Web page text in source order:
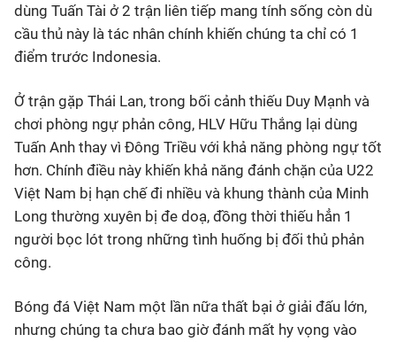
dùng Tuấn Tài ở 2 trận liên tiếp mang tính sống còn dù
cầu thủ này là tác nhân chính khiến chúng ta chỉ có 1
điểm trước Indonesia.
Ở trận gặp Thái Lan, trong bối cảnh thiếu Duy Mạnh và
chơi phòng ngự phản công, HLV Hữu Thắng lại dùng
Tuấn Anh thay vì Đông Triều với khả năng phòng ngự tốt
hơn. Chính điều này khiến khả năng đánh chặn của U22
Việt Nam bị hạn chế đi nhiều và khung thành của Minh
Long thường xuyên bị đe doạ, đồng thời thiếu hẳn 1
người bọc lót trong những tình huống bị đối thủ phản
công.
Bóng đá Việt Nam một lần nữa thất bại ở giải đấu lớn,
nhưng chúng ta chưa bao giờ đánh mất hy vọng vào